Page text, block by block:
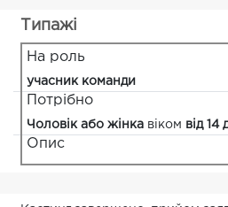
Типажі
На роль
учасник команди
Потрібно
Чоловік або жінка віком від 14
Опис